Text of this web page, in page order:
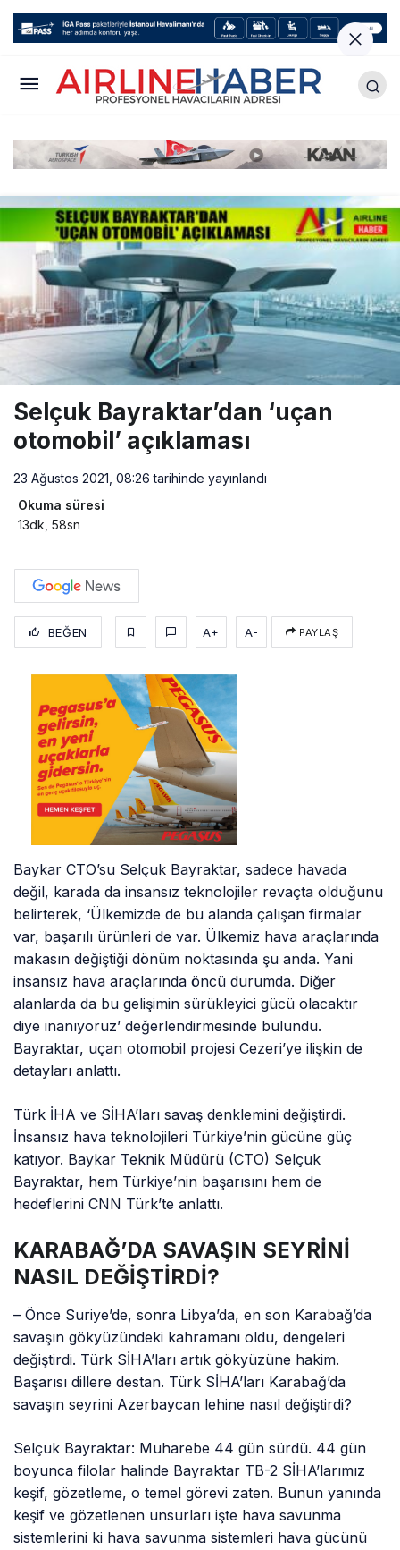
Selçuk Bayraktar’dan ‘uçan
otomobil’ açıklaması
23 Ağustos 2021, 08:26 tarihinde yayınlandı
Okuma süresi
13dk, 58sn
BEĞEN A+ A- PAYLAŞ
Baykar CTO’su Selçuk Bayraktar, sadece havada
değil, karada da insansız teknolojiler revaçta olduğunu
belirterek, ‘Ülkemizde de bu alanda çalışan firmalar
var, başarılı ürünleri de var. Ülkemiz hava araçlarında
makasın değiştiği dönüm noktasında şu anda. Yani
insansız hava araçlarında öncü durumda. Diğer
alanlarda da bu gelişimin sürükleyici gücü olacaktır
diye inanıyoruz’ değerlendirmesinde bulundu.
Bayraktar, uçan otomobil projesi Cezeri’ye ilişkin de
detayları anlattı.
Türk İHA ve SİHA’ları savaş denklemini değiştirdi.
İnsansız hava teknolojileri Türkiye’nin gücüne güç
katıyor. Baykar Teknik Müdürü (CTO) Selçuk
Bayraktar, hem Türkiye’nin başarısını hem de
hedeflerini CNN Türk’te anlattı.
KARABAĞ’DA SAVAŞIN SEYRİNİ
NASIL DEĞİŞTİRDİ?
– Önce Suriye’de, sonra Libya’da, en son Karabağ’da
savaşın gökyüzündeki kahramanı oldu, dengeleri
değiştirdi. Türk SİHA’ları artık gökyüzüne hakim.
Başarısı dillere destan. Türk SİHA’ları Karabağ’da
savaşın seyrini Azerbaycan lehine nasıl değiştirdi?
Selçuk Bayraktar: Muharebe 44 gün sürdü. 44 gün
boyunca filolar halinde Bayraktar TB-2 SİHA’larımız
keşif, gözetleme, o temel görevi zaten. Bunun yanında
keşif ve gözetlenen unsurları işte hava savunma
sistemlerini ki hava savunma sistemleri hava gücünü